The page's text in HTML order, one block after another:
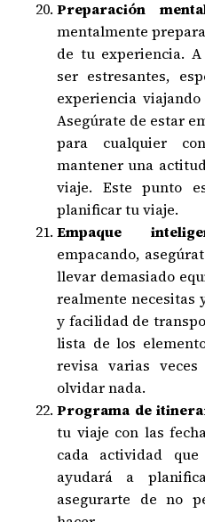
Preparación
mentalmente
de tu experiencia.
ser estresantes,
experiencia
Asegúrate de estar
para cualquier
mantener una
viaje. Este punto
planificar tu viaje.
Empaque
empacando,
llevar demasiado
realmente necesitas
y facilidad de
lista de los
revisa varias
olvidar nada.
Programa de
tu viaje con las
cada actividad
ayudará a
asegurarte de no